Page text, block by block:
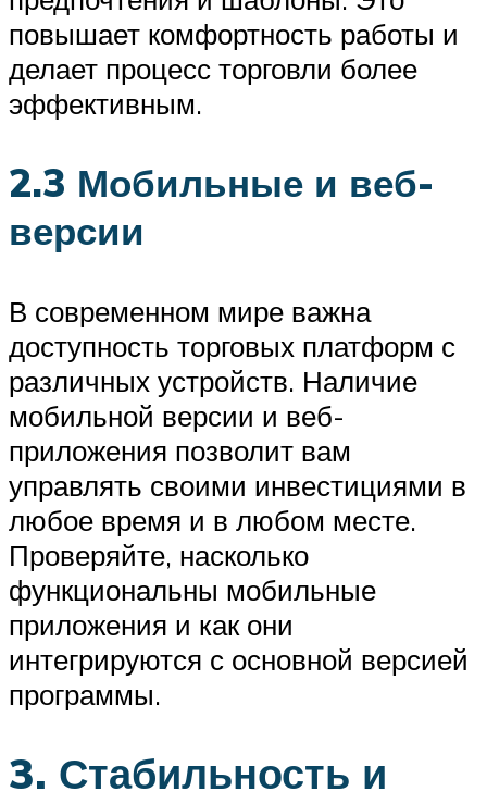
повышает комфортность работы и
делает процесс торговли более
эффективным.
2.3 Мобильные и веб-
версии
В современном мире важна
доступность торговых платформ с
различных устройств. Наличие
мобильной версии и веб-
приложения позволит вам
управлять своими инвестициями в
любое время и в любом месте.
Проверяйте, насколько
функциональны мобильные
приложения и как они
интегрируются с основной версией
программы.
3. Стабильность и